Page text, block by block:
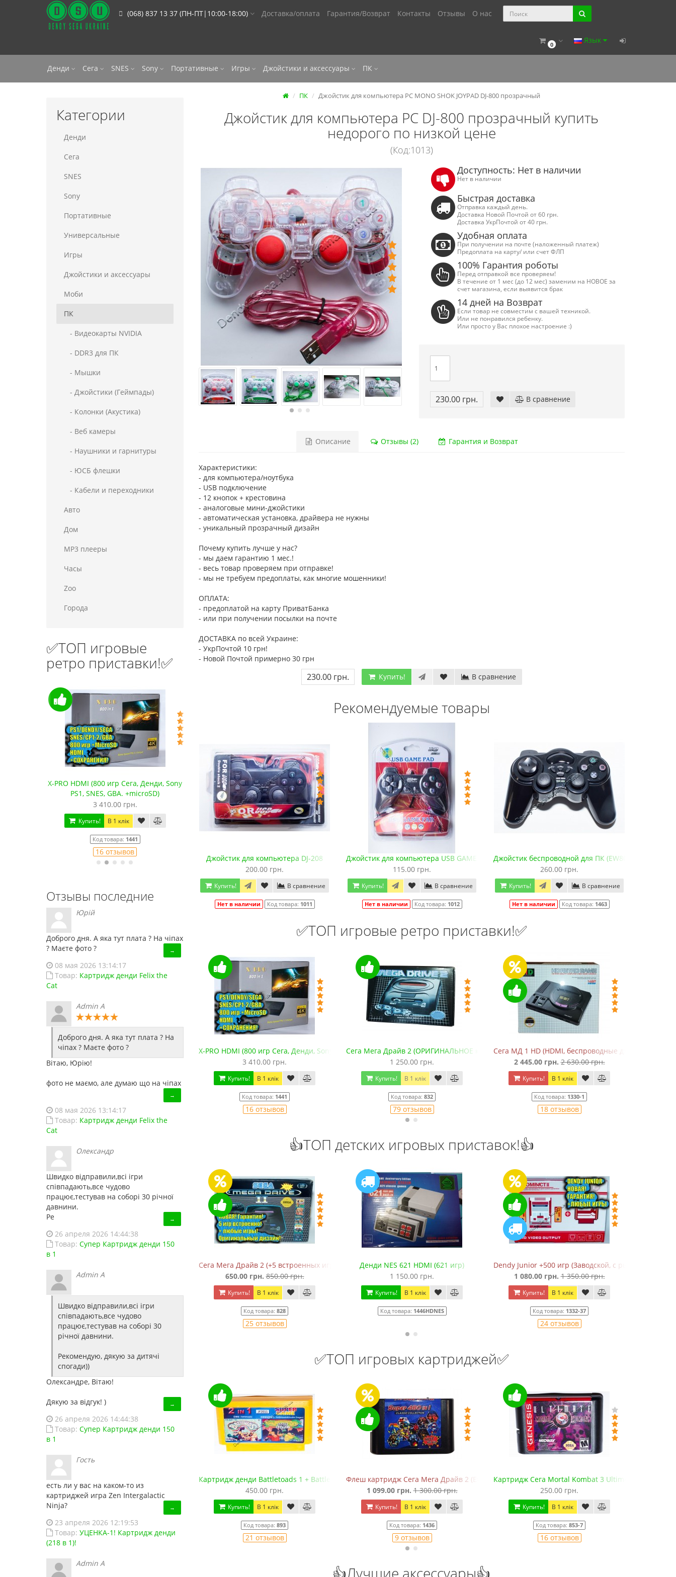
(068) 837 13 37 (ПН-ПТ|10:00-18:00) Доставка/оплата Гарантия/Возврат Контакты Отзывы О нас
0 Язык
Денди Сега SNES Sony Портативные Игры Джойстики и аксессуары ПК
Категории
Денди
Сега
SNES
Sony
Портативные
Универсальные
Игры
Джойстики и аксессуары
Моби
ПК
- Видеокарты NVIDIA
- DDR3 для ПК
- Мышки
- Джойстики (Геймпады)
- Колонки (Акустика)
- Веб камеры
- Наушники и гарнитуры
- ЮСБ флешки
- Кабели и переходники
Авто
Дом
MP3 плееры
Часы
Zoo
Города
✅ТОП игровые
ретро приставки!✅
X-PRO HDMI (800 игр Сега, Денди, Sony
PS1, SNES, GBA. +microSD)
3 410.00 грн.
Купить! В 1 клік
Код товара: 1441
16 отзывов
Сега Мега Драйв 2 (ОРИГИНАЛЬНОЕ
качество!)
1 250.00 грн.
Купить! В 1 клік
Сега МД 1 HD (HDMI, беспроводные
джойстики)
2 445.00 грн. 2 630.00 грн.
Купить! В 1 клік
Код товара:1330-1
18 отзывов
Денди TY PS-1 (+16 игр)
550.00 грн. 750.00 грн.
Купить! В 1 клік
Отзывы последние
Юрій
Доброго дня. А яка тут плата ? На чіпах
? Маєте фото ?
→
08 мая 2026 13:14:17
Товар: Картридж денди Felix the
Cat
Admin A
Доброго дня. А яка тут плата ? На
чіпах ? Маєте фото ?
Вітаю, Юрію!
фото не маємо, але думаю що на чіпах
→
08 мая 2026 13:14:17
Товар: Картридж денди Felix the
Cat
Олександр
Швидко відправили,всі ігри
співпадають,все чудово
працює,тестував на соборі 30 річної
давнини.
Ре
→
26 апреля 2026 14:44:38
Товар: Супер Картридж денди 150
в 1
Admin A
Швидко відправили,всі ігри
співпадають,все чудово
працює,тестував на соборі 30
річної давнини.
Рекомендую, дякую за дитячі
спогади))
Олександре, Вітаю!
Дякую за відгук! ) →
26 апреля 2026 14:44:38
Товар: Супер Картридж денди 150
в 1
Гость
есть ли у вас на каком-то из
картриджей игра Zen Intergalactic
Ninja?
→
23 апреля 2026 12:19:53
Товар: УЦЕНКА-1! Картридж денди
(218 в 1)!
Admin A
ПК Джойстик для компьютера PC MONO SHOK JOYPAD DJ-800 прозрачный
Джойстик для компьютера PC DJ-800 прозрачный купить
недорого по низкой цене
(Код:1013)
Доступность: Нет в наличии
Нет в наличии
Быстрая доставка
Отправка каждый день.
Доставка Новой Почтой от 60 грн.
Доставка УкрПочтой от 40 грн.
Удобная оплата
При получении на почте (наложенный платеж)
Предоплата на карту/ или счет ФЛП
100% Гарантия роботы
Перед отправкой все проверяем!
В течение от 1 мес (до 12 мес) заменим на НОВОЕ за
счет магазина, если выявится брак
14 дней на Возврат
Если товар не совместим с вашей техникой.
Или не понравился ребенку.
Или просто у Вас плохое настроение :)
230.00 грн. В сравнение
Описание Отзывы (2) Гарантия и Возврат
Характеристики:
​- для компьютера/ноутбука
- USB подключение
- 12 кнопок + крестовина
- аналоговые мини-джойстики
- автоматическая установка, драйвера не нужны
- уникальный прозрачный дизайн ​
Почему купить лучше у нас?
- мы даем гарантию 1 мес.!
- весь товар проверяем при отправке!
- мы не требуем предоплаты, как многие мошенники!
ОПЛАТА:
- предоплатой на карту ПриватБанка
- или при получении посылки на почте
ДОСТАВКА по всей Украине:
- УкрПочтой 10 грн!
- Новой Почтой примерно 30 грн
230.00 грн. Купить! В сравнение
Рекомендуемые товары
Джойстик для компьютера DJ-208
200.00 грн.
Купить! В сравнение
Нет в наличии Код товара: 1011
Джойстик для компьютера USB GAME PAD DJ-701
115.00 грн.
Купить! В сравнение
Нет в наличии Код товара: 1012
Джойстик беспроводной для ПК (EW800)
260.00 грн.
Купить! В сравнение
Нет в наличии Код товара: 1463
✅ТОП игровые ретро приставки!✅
Денди HD-88 (HDMI, беспроводные джойстики)
18 отзывов
X-PRO HDMI (800 игр Сега, Денди, Sony PS1, SNES, GBA. +microSD)
3 410.00 грн.
Купить! В 1 клік
Код товара: 1441
16 отзывов
Сега Мега Драйв 2 (ОРИГИНАЛЬНОЕ качество!)
1 250.00 грн.
Купить! В 1 клік
Код товара: 832
79 отзывов
Сега МД 1 HD (HDMI, беспроводные джойстики)
2 445.00 грн. 2 630.00 грн.
Купить! В 1 клік
Код товара: 1330-1
18 отзывов
👍ТОП детских игровых приставок!👍
1 520.00 грн.
Код товара: HD188
2 отзывов
Сега Мега Драйв 2 (+5 встроенных игр в 368 вариантах)
650.00 грн. 850.00 грн.
Купить! В 1 клік
Код товара: 828
25 отзывов
Денди NES 621 HDMI (621 игр)
1 150.00 грн.
Купить! В 1 клік
Код товара: 1446HDNES
Dendy Junior +500 игр (Заводской, с рычажком)
1 080.00 грн. 1 350.00 грн.
Купить! В 1 клік
Код товара: 1332-37
24 отзывов
✅ТОП игровых картриджей✅
Супер Картридж денди 150 в 1
450.00 грн.
Код товара:1486
13 отзывов
Картридж денди Battletoads 1 + Battletoads 2: Double Dragon
450.00 грн.
Купить! В 1 клік
Код товара: 893
21 отзывов
Флеш картридж Сега Мега Драйв 2 (EverDrive MD V.х2, +SD)
1 099.00 грн. 1 300.00 грн.
Купить! В 1 клік
Код товара: 1436
9 отзывов
Картридж Сега Mortal Kombat 3 Ultimate
250.00 грн.
Купить! В 1 клік
Код товара: 853-7
16 отзывов
👍Лучшие аксессуары👍